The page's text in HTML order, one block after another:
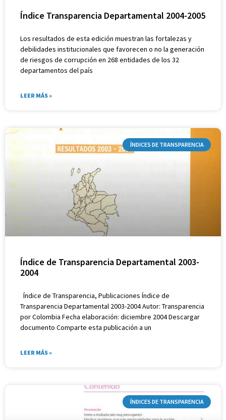
Índice Transparencia Departamental 2004-2005
Los resultados de esta edición muestran las fortalezas y
debilidades institucionales que favorecen o no la generación
de riesgos de corrupción en 268 entidades de los 32
departamentos del país
LEER MÁS »
ÍNDICES DE TRANSPARENCIA
Índice de Transparencia Departamental 2003-
2004
Índice de Transparencia, Publicaciones Índice de
Transparencia Departamental 2003-2004 Autor: Transparencia
por Colombia Fecha elaboración: diciembre 2004 Descargar
documento Comparte esta publicación a un
LEER MÁS »
ÍNDICES DE TRANSPARENCIA